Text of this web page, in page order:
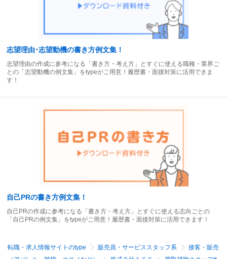
志望理由･志望動機の書き方例文集！
志望理由の作成に参考になる「書き方・考え方」とすぐに使える職種・業界ご
との「志望動機の例文集」をtypeがご用意！履歴書・面接対策に活用できま
す！
自己PRの書き方例文集！
自己PRの作成に参考になる「書き方・考え方」とすぐに使える志向ごとの
「自己PRの例文集」をtypeがご用意！履歴書・面接対策に活用できます！
転職・求人情報サイトのtype 販売員・サービススタッフ系
接客・販売